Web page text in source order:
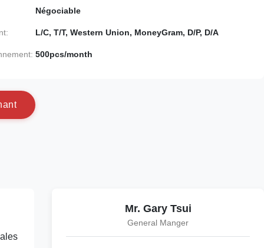
Négociable
L/C, T/T, Western Union, MoneyGram, D/P, D/A
500pcs/month
ant
Mr. Gary Tsui
General Manger